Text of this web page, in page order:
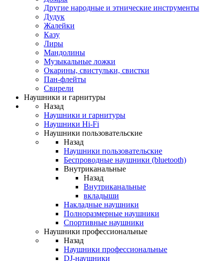
Другие народные и этнические инструменты
Дудук
Жалейки
Казу
Лиры
Мандолины
Музыкальные ложки
Окарины, свистульки, свистки
Пан-флейты
Свирели
Наушники и гарнитуры
Назад
Наушники и гарнитуры
Наушники Hi-Fi
Наушники пользовательские
Назад
Наушники пользовательские
Беспроводные наушники (bluetooth)
Внутриканальные
Назад
Внутриканальные
вкладыши
Накладные наушники
Полноразмерные наушники
Спортивные наушники
Наушники профессиональные
Назад
Наушники профессиональные
DJ-наушники